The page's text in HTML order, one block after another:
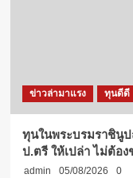
ข่าวล่ามาแรง ทุนดีดี
ทุนในพระบรมราชินู
ป.ตรี ให้เปล่า ไม่ต้อ
admin 05/08/2026 0